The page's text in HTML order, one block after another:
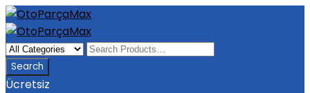
Ücretsiz